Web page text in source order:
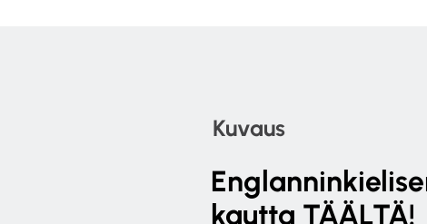
Kuvaus
kautta TÄÄLTÄ!